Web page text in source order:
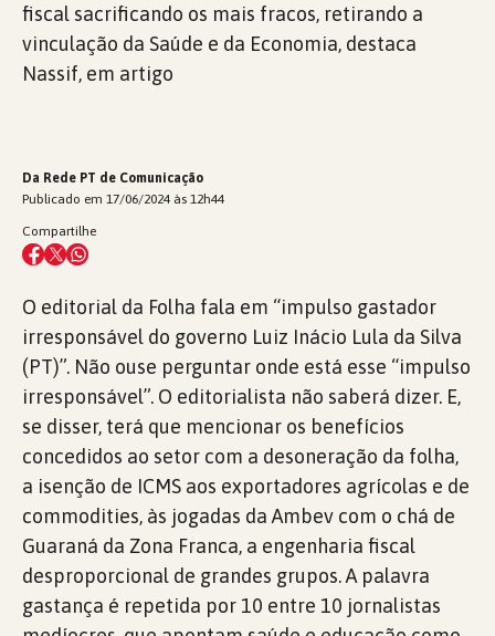
fiscal sacrificando os mais fracos, retirando a
vinculação da Saúde e da Economia, destaca
Nassif, em artigo
Da Rede PT de Comunicação
Publicado em 17/06/2024 às 12h44
Compartilhe
O editorial da Folha fala em “impulso gastador
irresponsável do governo Luiz Inácio Lula da Silva
(PT)”. Não ouse perguntar onde está esse “impulso
irresponsável”. O editorialista não saberá dizer. E,
se disser, terá que mencionar os benefícios
concedidos ao setor com a desoneração da folha,
a isenção de ICMS aos exportadores agrícolas e de
commodities, às jogadas da Ambev com o chá de
Guaraná da Zona Franca, a engenharia fiscal
desproporcional de grandes grupos. A palavra
gastança é repetida por 10 entre 10 jornalistas